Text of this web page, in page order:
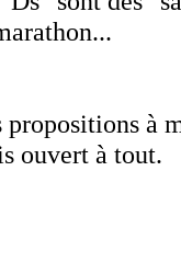
propositions à
ouvert à tout.